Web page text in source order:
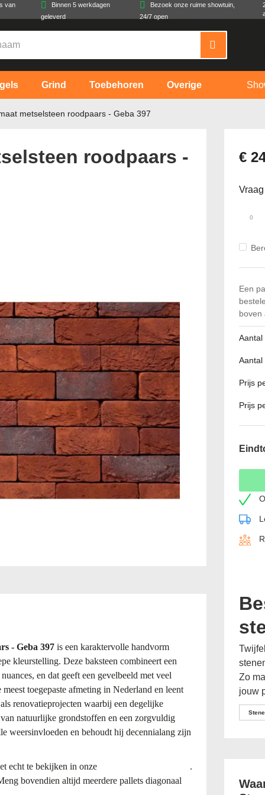
van
Binnen 5 werkdagen
geleverd
Bezoek onze ruime showtuin,
24/7 open
Grind Toebehoren Overige
metselsteen roodpaars - Geba 397
roodpaars -
€
Een
boven
Aantal
Aantal
Prijs
Prijs
- Geba 397 is een karaktervolle handvorm
kleurstelling. Deze baksteen combineert een
en dat geeft een gevelbeeld met veel
toegepaste afmeting in Nederland en leent
renovatieprojecten waarbij een degelijke
natuurlijke grondstoffen en een zorgvuldig
weersinvloeden en behoudt hij decennialang zijn
echt te bekijken in onze
.
bovendien altijd meerdere pallets diagonaal
Zo
jouw